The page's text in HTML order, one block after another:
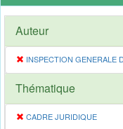
Auteur
INSPECTION GENERALE
Thématique
CADRE JURIDIQUE